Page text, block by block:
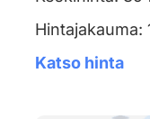
Hintajakauma:
Katso hinta